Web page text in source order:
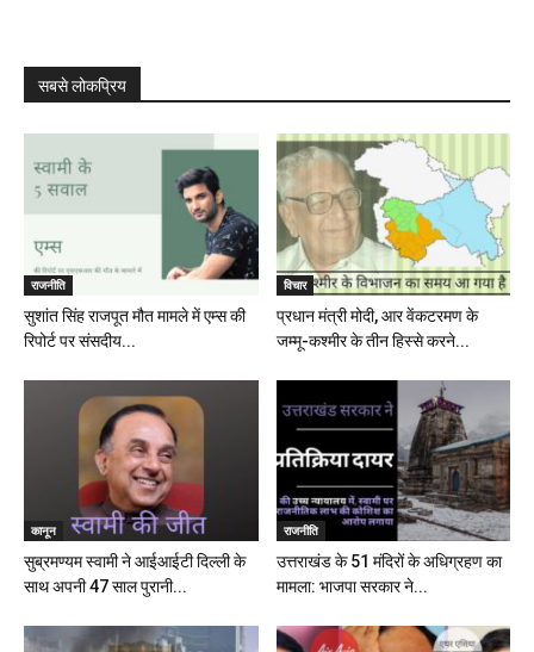
सबसे लोकप्रिय
राजनीति
सुशांत सिंह राजपूत मौत मामले में एम्स की
रिपोर्ट पर संसदीय...
विचार
प्रधान मंत्री मोदी, आर वेंकटरमण के
जम्मू-कश्मीर के तीन हिस्से करने...
कानून
सुब्रमण्यम स्वामी ने आईआईटी दिल्ली के
साथ अपनी 47 साल पुरानी...
राजनीति
उत्तराखंड के 51 मंदिरों के अधिग्रहण का
मामला: भाजपा सरकार ने...